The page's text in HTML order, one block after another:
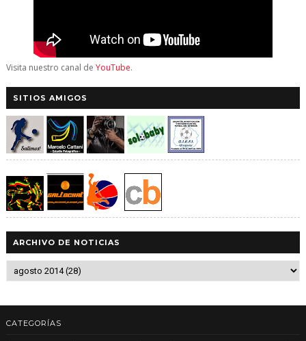
Visita nuestro canal de YouTube.
SITIOS AMIGOS
ARCHIVO DE NOTICIAS
CATEGORÍAS